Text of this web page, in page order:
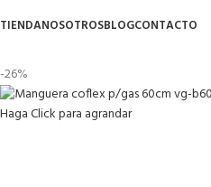
TIENDANOSOTROSBLOGCONTACTO
-26%
Haga Click para agrandar